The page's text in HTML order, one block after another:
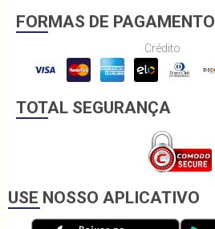
FORMAS DE PAGAMENTO
Crédito
TOTAL SEGURANÇA
USE NOSSO APLICATIVO